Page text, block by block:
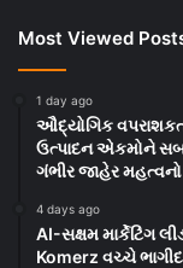
Most Viewed
1 day ago
ઔદ્યોગિક
ઉત્પાદન એકમોને
ગંભીર જાહેર મહત્વનો
4 days ago
AI-સક્ષમ માર્કેટિંગ
Komerz વચ્ચે